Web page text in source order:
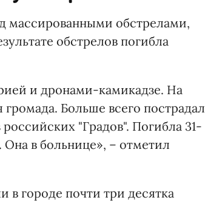
массированными обстрелами,
обстрелов погибла
и дронами-камикадзе. На
Больше всего пострадал
"Градов". Погибла 31-
в больнице», – отметил
в городе почти три десятка